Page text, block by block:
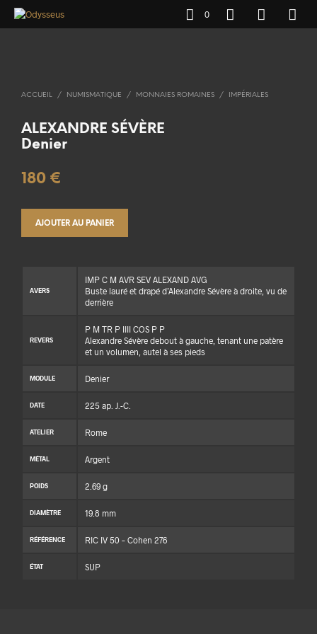
0
ACCUEIL / NUMISMATIQUE / MONNAIES ROMAINES / IMPÉRIALES
ALEXANDRE SÉVÈRE
Denier
180 €
AJOUTER AU PANIER
AVERS
IMP C M AVR SEV ALEXAND AVG
Buste lauré et drapé d’Alexandre Sévère à droite, vu de
derrière
REVERS
P M TR P IIII COS P P
Alexandre Sévère debout à gauche, tenant une patère
et un volumen, autel à ses pieds
MODULE Denier
DATE 225 ap. J.-C.
ATELIER Rome
MÉTAL Argent
POIDS 2.69 g
DIAMÈTRE 19.8 mm
RÉFÉRENCE RIC IV 50 – Cohen 276
ÉTAT SUP